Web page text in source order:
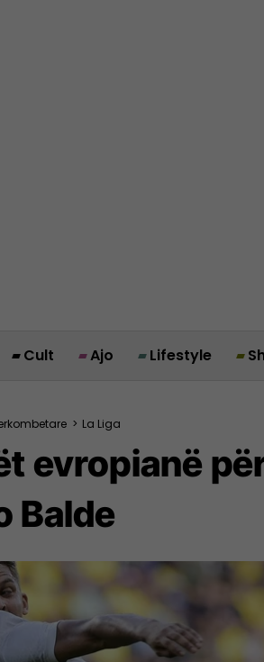
Cult Ajo Lifestyle
> La Liga
evropianë
Balde